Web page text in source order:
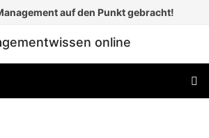
auf den Punkt gebracht!
online